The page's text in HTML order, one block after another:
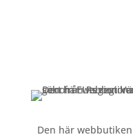
Den här